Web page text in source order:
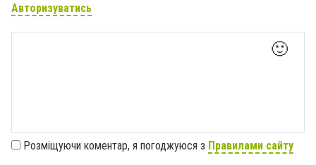
Авторизуватись
🙂
Розміщуючи коментар, я погоджуюся з Правилами сайту